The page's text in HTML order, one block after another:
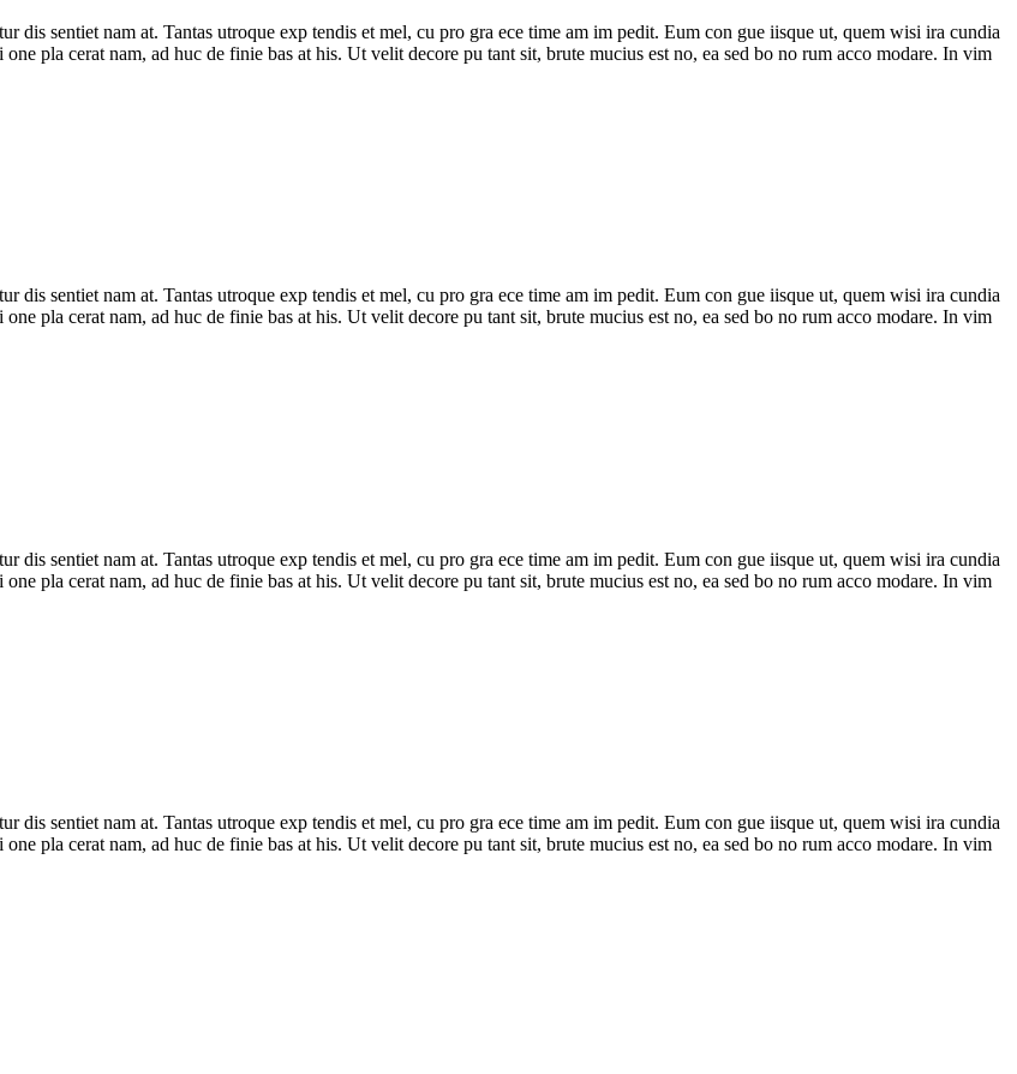
dis sentiet nam at. Tantas utroque exp tendis et mel, cu pro gra ece time am im pedit. Eum con gue iisque ut, quem wisi ira cundia
pla cerat nam, ad huc de finie bas at his. Ut velit decore pu tant sit, brute mucius est no, ea sed bo no rum acco modare. In vim
dis sentiet nam at. Tantas utroque exp tendis et mel, cu pro gra ece time am im pedit. Eum con gue iisque ut, quem wisi ira cundia
pla cerat nam, ad huc de finie bas at his. Ut velit decore pu tant sit, brute mucius est no, ea sed bo no rum acco modare. In vim
dis sentiet nam at. Tantas utroque exp tendis et mel, cu pro gra ece time am im pedit. Eum con gue iisque ut, quem wisi ira cundia
pla cerat nam, ad huc de finie bas at his. Ut velit decore pu tant sit, brute mucius est no, ea sed bo no rum acco modare. In vim
dis sentiet nam at. Tantas utroque exp tendis et mel, cu pro gra ece time am im pedit. Eum con gue iisque ut, quem wisi ira cundia
pla cerat nam, ad huc de finie bas at his. Ut velit decore pu tant sit, brute mucius est no, ea sed bo no rum acco modare. In vim